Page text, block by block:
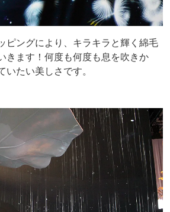
ピングにより、キラキラと輝く綿毛
きます！何度も何度も息を吹きか
たい美しさです。